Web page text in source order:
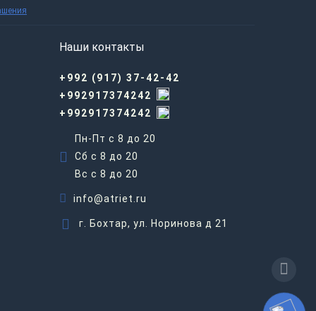
Наши контакты
+992 (917) 37-42-42
+992917374242
+992917374242
Пн-Пт с 8 до 20
Сб с 8 до 20
Вс c 8 до 20
info@atriet.ru
г. Бохтар, ул. Норинова д 21